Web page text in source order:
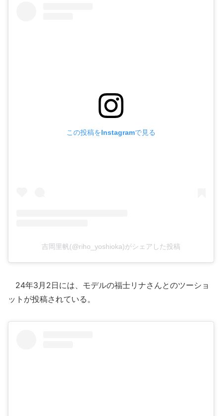
この投稿をInstagramで見る
吉岡里帆(@riho_yoshioka)がシェアした投稿
24年3月2日には、モデルの福士リナさんとのツーショ
ットが投稿されている。